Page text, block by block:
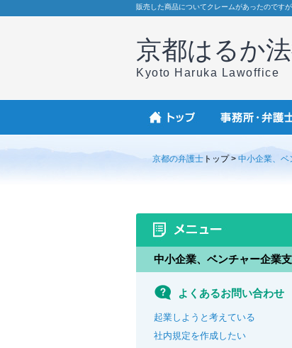
販売した商品についてクレームがあったのです
京都はるか
Kyoto Haruka Lawoffice
京都の弁護士 トップ > 中小企業、ベ
中小企業、ベンチャー企業
よくあるお問い合わせ
起業しようと考えている
社内規定を作成したい